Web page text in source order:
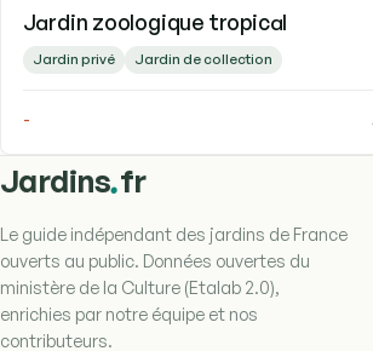
Jardin zoologique tropical
Jardin privé Jardin de collection
-
Jardins.fr
Le guide indépendant des jardins de France
ouverts au public. Données ouvertes du
ministère de la Culture (Etalab 2.0),
enrichies par notre équipe et nos
contributeurs.